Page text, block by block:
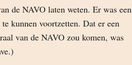
de NAVO laten weten. Er was een
kunnen voortzetten. Dat er een
van de NAVO zou komen, was